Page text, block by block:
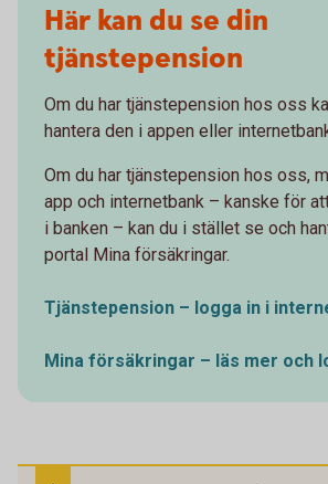
Här kan du se din
tjänstepension
Om du har tjänstepension hos oss
hantera den i appen eller
Om du har tjänstepension hos oss,
app och internetbank – kanske för
i banken – kan du i stället se och
portal Mina försäkringar.
Tjänstepension – logga in i
Mina försäkringar – läs mer och